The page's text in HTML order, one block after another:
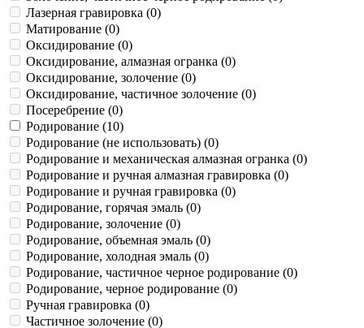
Лазерная гравировка (0)
Матирование (0)
Оксидирование (0)
Оксидирование, алмазная огранка (0)
Оксидирование, золочение (0)
Оксидирование, частичное золочение (0)
Посеребрение (0)
Родирование (10)
Родирование (не использовать) (0)
Родирование и механическая алмазная огранка (0)
Родирование и ручная алмазная гравировка (0)
Родирование и ручная гравировка (0)
Родирование, горячая эмаль (0)
Родирование, золочение (0)
Родирование, объемная эмаль (0)
Родирование, холодная эмаль (0)
Родирование, частичное черное родирование (0)
Родирование, черное родирование (0)
Ручная гравировка (0)
Частичное золочение (0)